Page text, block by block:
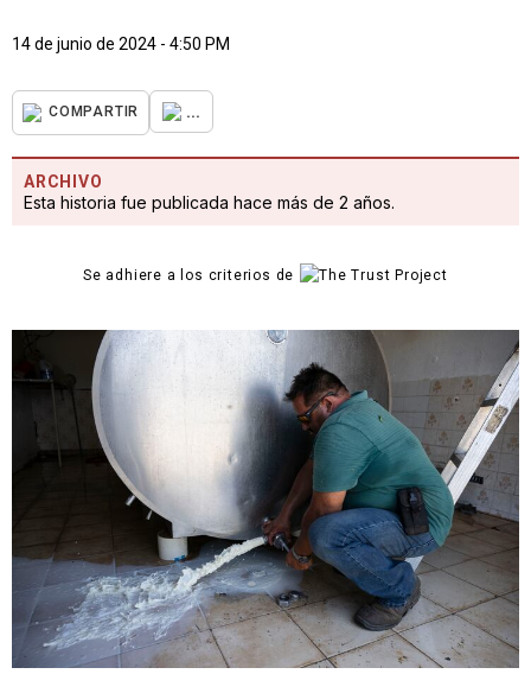
14 de junio de 2024 - 4:50 PM
COMPARTIR ...
ARCHIVO
Esta historia fue publicada hace más de 2 años.
Se adhiere a los criterios de